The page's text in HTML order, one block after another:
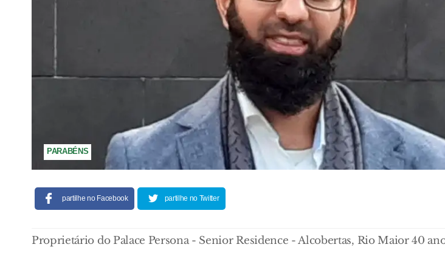
PARABÉNS
partilhe no Facebook partilhe no Twitter
Proprietário do Palace Persona - Senior Residence - Alcobertas, Rio Maior 40